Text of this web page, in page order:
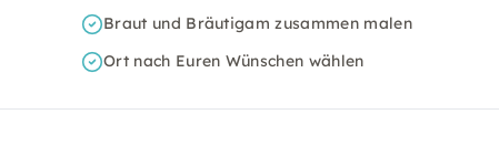
Braut und Bräutigam zusammen malen
Ort nach Euren Wünschen wählen